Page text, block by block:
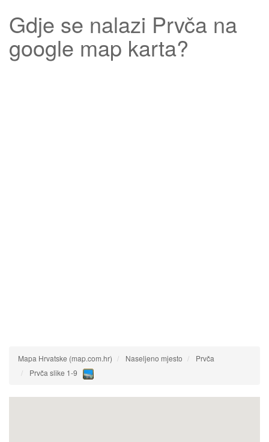
Gdje se nalazi Prvča na
google map karta?
Mapa Hrvatske (map.com.hr) Naseljeno mjesto
Prvča
Prvča slike 1-9